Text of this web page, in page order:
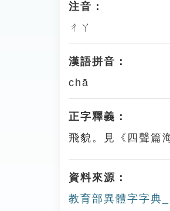
注音：
ㄔㄚ
漢語拼音：
chā
正字釋義：
飛貌。見《四聲篇
資料來源：
教育部異體字字典